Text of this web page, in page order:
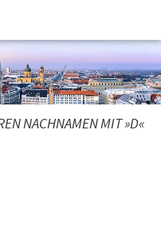
NACHNAMEN MIT »D«